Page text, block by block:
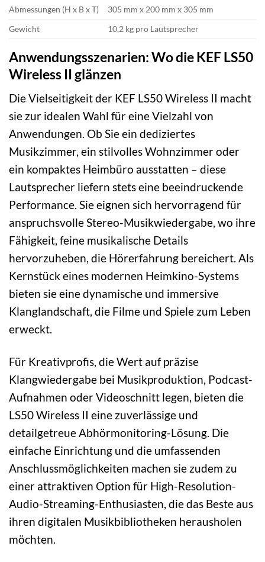
Abmessungen (H x B x T)
305 mm x 200 mm x 305 mm
Gewicht
10,2 kg pro Lautsprecher
Anwendungsszenarien: Wo die KEF LS50
Wireless II glänzen
Die Vielseitigkeit der KEF LS50 Wireless II macht
sie zur idealen Wahl für eine Vielzahl von
Anwendungen. Ob Sie ein dediziertes
Musikzimmer, ein stilvolles Wohnzimmer oder
ein kompaktes Heimbüro ausstatten – diese
Lautsprecher liefern stets eine beeindruckende
Performance. Sie eignen sich hervorragend für
anspruchsvolle Stereo-Musikwiedergabe, wo ihre
Fähigkeit, feine musikalische Details
hervorzuheben, die Hörerfahrung bereichert. Als
Kernstück eines modernen Heimkino-Systems
bieten sie eine dynamische und immersive
Klanglandschaft, die Filme und Spiele zum Leben
erweckt.
Für Kreativprofis, die Wert auf präzise
Klangwiedergabe bei Musikproduktion, Podcast-
Aufnahmen oder Videoschnitt legen, bieten die
LS50 Wireless II eine zuverlässige und
detailgetreue Abhörmonitoring-Lösung. Die
einfache Einrichtung und die umfassenden
Anschlussmöglichkeiten machen sie zudem zu
einer attraktiven Option für High-Resolution-
Audio-Streaming-Enthusiasten, die das Beste aus
ihren digitalen Musikbibliotheken herausholen
möchten.